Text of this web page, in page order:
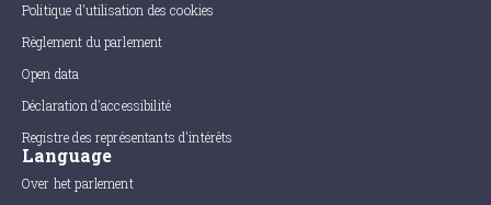
Politique d'utilisation des cookies
Règlement du parlement
Open data
Déclaration d'accessibilité
Registre des représentants d'intérêts
Language
Over het parlement